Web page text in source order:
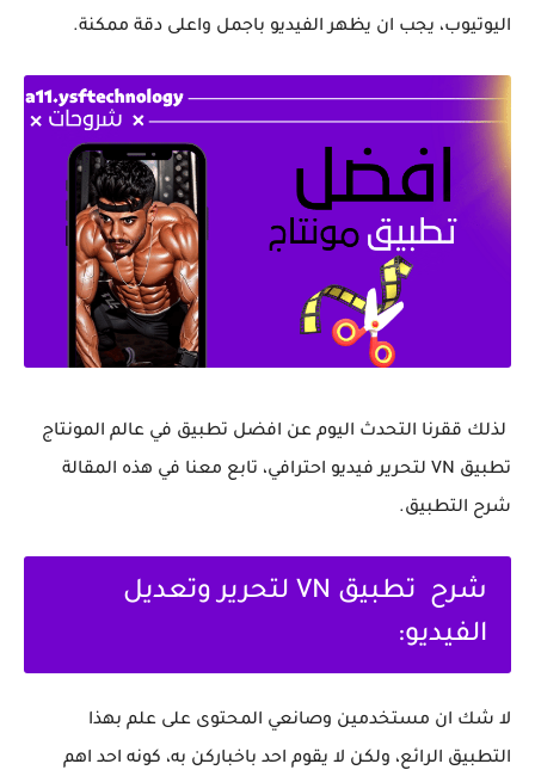
اليوتيوب، يجب ان يظهر الفيديو باجمل واعلى دقة ممكنة.
لذلك ققرنا التحدث اليوم عن افضل تطبيق في عالم المونتاج
تطبيق VN لتحرير فيديو احترافي، تابع معنا في هذه المقالة
شرح التطبيق.
شرح تطبيق VN لتحرير وتعديل
الفيديو:
لا شك ان مستخدمين وصانعي المحتوى على علم بهذا
التطبيق الرائع، ولكن لا يقوم احد باخباركن به، كونه احد اهم